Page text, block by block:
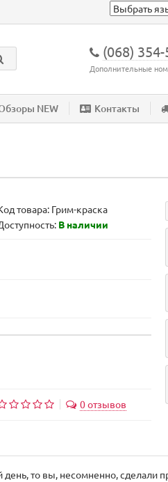
(068)
Дополнительные
NEW Контакты
товара: Грим-краска
В наличии
0 отзывов
день, то вы, несомненно, сделали